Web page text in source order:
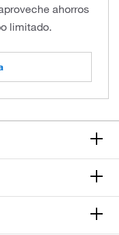
ahorros
limitado.